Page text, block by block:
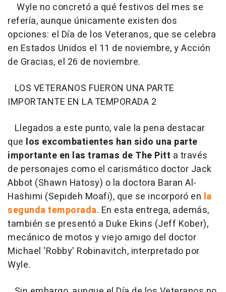
Wyle no concretó a qué festivos del mes se
refería, aunque únicamente existen dos
opciones: el Día de los Veteranos, que se celebra
en Estados Unidos el 11 de noviembre, y Acción
de Gracias, el 26 de noviembre.
LOS VETERANOS FUERON UNA PARTE
IMPORTANTE EN LA TEMPORADA 2
Llegados a este punto, vale la pena destacar
que los excombatientes han sido una parte
importante en las tramas de The Pitt a través
de personajes como el carismático doctor Jack
Abbot (Shawn Hatosy) o la doctora Baran Al-
Hashimi (Sepideh Moafi), que se incorporó en la
segunda temporada. En esta entrega, además,
también se presentó a Duke Ekins (Jeff Kober),
mecánico de motos y viejo amigo del doctor
Michael 'Robby' Robinavitch, interpretado por
Wyle.